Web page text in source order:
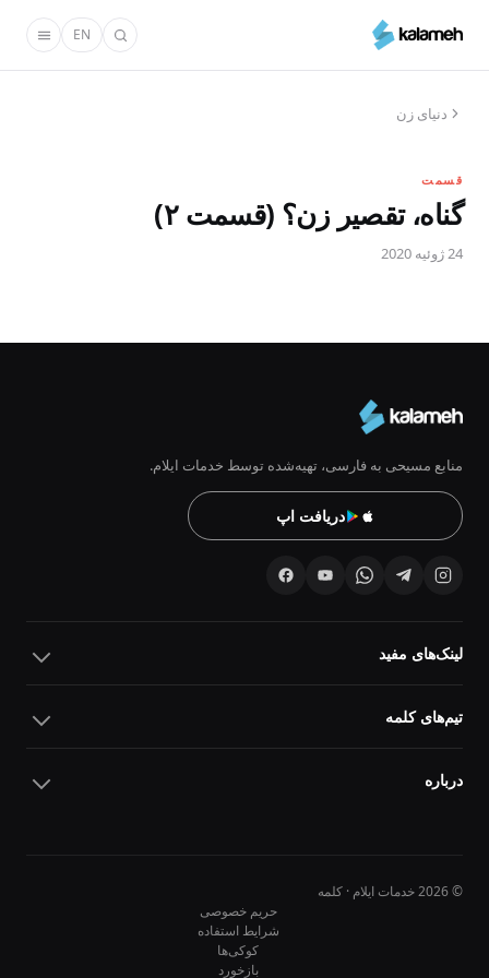
محتوای
EN
دنیای زن
قسمت
گناه، تقصیر زن؟ (قسمت ۲)
24 ژوئیه 2020
منابع مسیحی به فارسی، تهیه‌شده توسط خدمات ایلام.
دریافت اپ
لینک‌های مفید
تیم‌های کلمه
درباره
© 2026 خدمات ایلام · کلمه
حریم خصوصی
شرایط استفاده
کوکی‌ها
بازخورد
10